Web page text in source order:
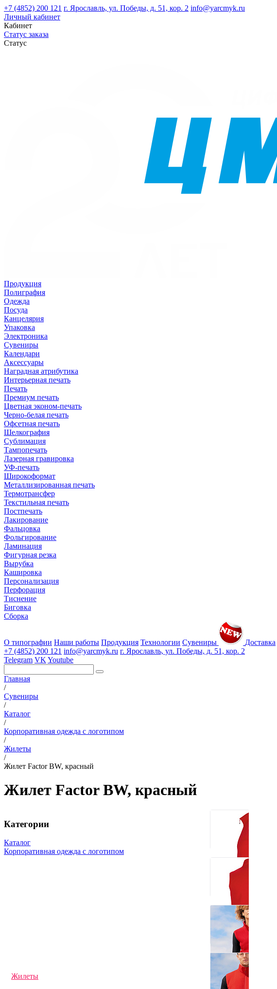
+7 (4852) 200 121 г. Ярославль, ул. Победы, д. 51, кор. 2 info@yarcmyk.ru
Личный кабинет
Кабинет
Статус заказа
Статус
Продукция
Полиграфия
Одежда
Посуда
Канцелярия
Упаковка
Электроника
Сувениры
Календари
Аксессуары
Наградная атрибутика
Интерьерная печать
Печать
Премиум печать
Цветная эконом-печать
Черно-белая печать
Офсетная печать
Шелкография
Сублимация
Тампопечать
Лазерная гравировка
УФ-печать
Широкоформат
Металлизированная печать
Термотрансфер
Текстильная печать
Постпечать
Лакирование
Фальцовка
Фольгирование
Ламинация
Фигурная резка
Вырубка
Кашировка
Персонализация
Перфорация
Тиснение
Биговка
Сборка
О типографии Наши работы Продукция Технологии Сувениры Доставка
+7 (4852) 200 121 info@yarcmyk.ru г. Ярославль, ул. Победы, д. 51, кор. 2
Telegram VK Youtube
Главная
/
Сувениры
/
Каталог
/
Корпоративная одежда с логотипом
/
Жилеты
/
Жилет Factor BW, красный
Жилет Factor BW, красный
Категории
Каталог
Корпоративная одежда с логотипом
Жилеты